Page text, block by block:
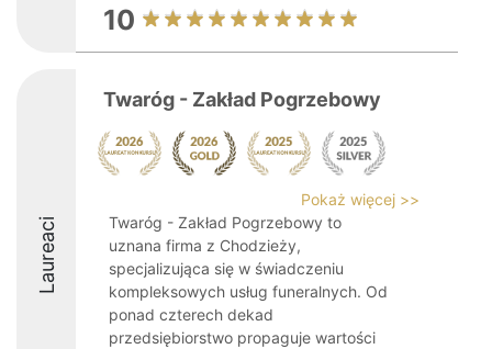
10
Laureaci
Twaróg - Zakład Pogrzebowy
Pokaż więcej >>
Twaróg - Zakład Pogrzebowy to
uznana firma z Chodzieży,
specjalizująca się w świadczeniu
kompleksowych usług funeralnych. Od
ponad czterech dekad
przedsiębiorstwo propaguje wartości